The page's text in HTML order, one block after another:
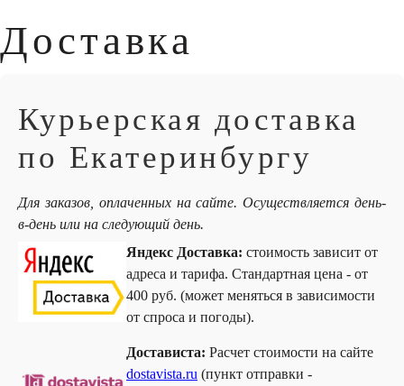
Доставка
Курьерская доставка
по Екатеринбургу
Для заказов, оплаченных на сайте. Осуществляется день-
в-день или на следующий день.
Яндекс Доставка: стоимость зависит от
адреса и тарифа. Стандартная цена - от
400 руб. (может меняться в зависимости
от спроса и погоды).
Достависта: Расчет стоимости на сайте
dostavista.ru (пункт отправки -